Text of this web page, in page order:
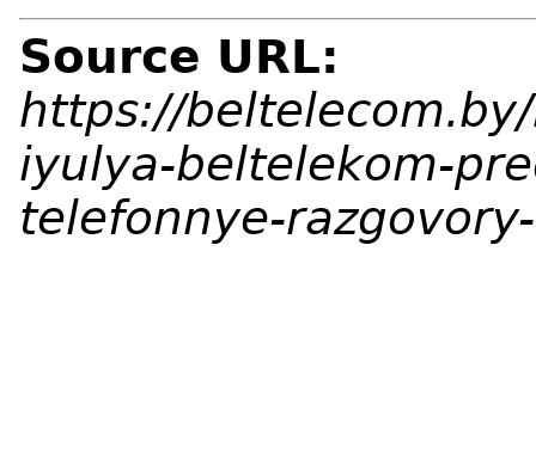
Source URL:
https://
iyulya-beltelekom-
telefonnye-